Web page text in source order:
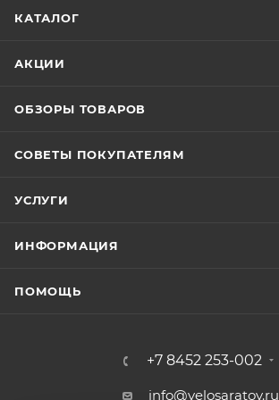
КАТАЛОГ
АКЦИИ
ОБЗОРЫ ТОВАРОВ
СОВЕТЫ ПОКУПАТЕЛЯМ
УСЛУГИ
ИНФОРМАЦИЯ
ПОМОЩЬ
+7 8452 253-002
info@velosaratov.ru